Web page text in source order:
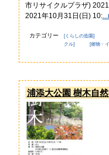
市リサイクルプラザ)
2021年10月31日(日) 10:
カテゴリー [くらしの造園]
クル]
[催物・
浦添大公園 樹木自